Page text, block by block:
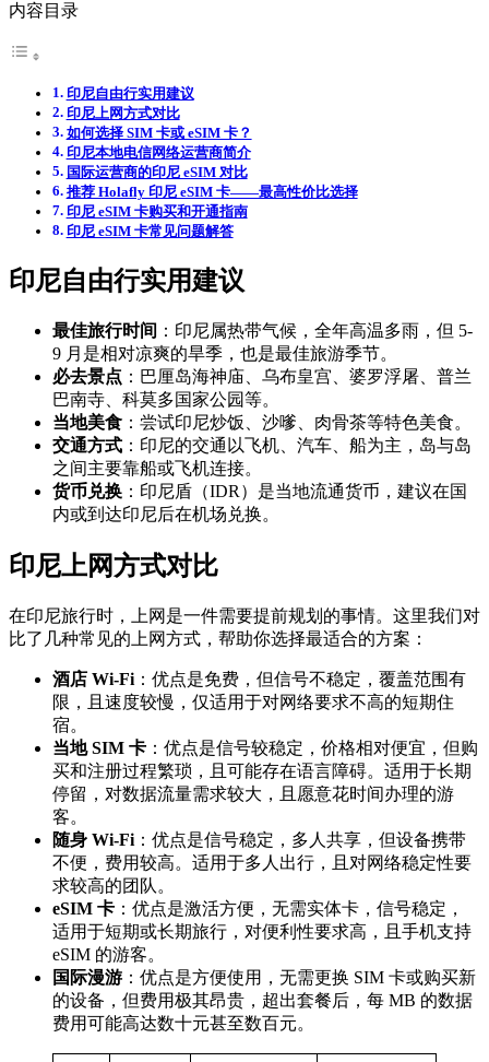
内容目录
印尼自由行实用建议
印尼上网方式对比
如何选择 SIM 卡或 eSIM 卡？
印尼本地电信网络运营商简介
国际运营商的印尼 eSIM 对比
推荐 Holafly 印尼 eSIM 卡——最高性价比选择
印尼 eSIM 卡购买和开通指南
印尼 eSIM 卡常见问题解答
印尼自由行实用建议
最佳旅行时间 ：印尼属热带气候，全年高温多雨，但 5-
9 月是相对凉爽的旱季，也是最佳旅游季节。
必去景点 ：巴厘岛海神庙、乌布皇宫、婆罗浮屠、普兰
巴南寺、科莫多国家公园等。
当地美食 ：尝试印尼炒饭、沙嗲、肉骨茶等特色美食。
交通方式 ：印尼的交通以飞机、汽车、船为主，岛与岛
之间主要靠船或飞机连接。
货币兑换 ：印尼盾（IDR）是当地流通货币，建议在国
内或到达印尼后在机场兑换。
印尼上网方式对比
在印尼旅行时，上网是一件需要提前规划的事情。这里我们对
比了几种常见的上网方式，帮助你选择最适合的方案：
酒店 Wi-Fi ：优点是免费，但信号不稳定，覆盖范围有
限，且速度较慢，仅适用于对网络要求不高的短期住
宿。
当地 SIM 卡 ：优点是信号较稳定，价格相对便宜，但购
买和注册过程繁琐，且可能存在语言障碍。适用于长期
停留，对数据流量需求较大，且愿意花时间办理的游
客。
随身 Wi-Fi ：优点是信号稳定，多人共享，但设备携带
不便，费用较高。适用于多人出行，且对网络稳定性要
求较高的团队。
eSIM 卡 ：优点是激活方便，无需实体卡，信号稳定，
适用于短期或长期旅行，对便利性要求高，且手机支持
eSIM 的游客。
国际漫游 ：优点是方便使用，无需更换 SIM 卡或购买新
的设备，但费用极其昂贵，超出套餐后，每 MB 的数据
费用可能高达数十元甚至数百元。